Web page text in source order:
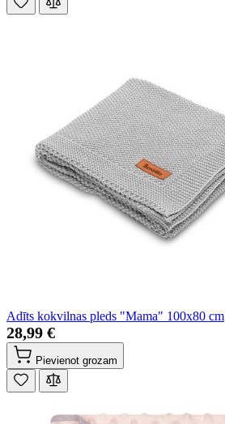
Adīts kokvilnas pleds "Mama" 100x80 cm
28,99 €
Pievienot grozam